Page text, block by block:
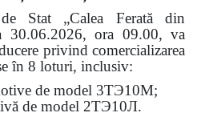
de Stat „Calea Ferată din
30.06.2026, ora 09.00, va
privind comercializarea
în 8 loturi, inclusiv:
de model 3ТЭ10М;
de model 2ТЭ10Л.